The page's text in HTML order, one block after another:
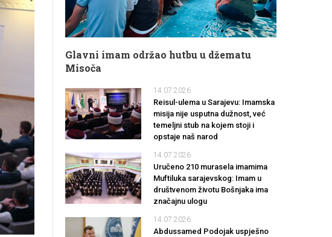
Glavni imam održao hutbu u džematu
Misoča
14.07.2026
Reisul-ulema u Sarajevu: Imamska
misija nije usputna dužnost, već
temeljni stub na kojem stoji i
opstaje naš narod
14.07.2026
Uručeno 210 murasela imamima
Muftiluka sarajevskog: Imam u
društvenom životu Bošnjaka ima
značajnu ulogu
14.07.2026
Abdussamed Podojak uspješno